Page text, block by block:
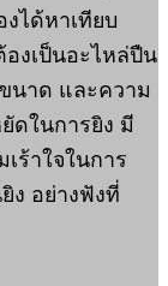
ได้หาเทียบ
องเป็นอะไหล่ปืน
นาด และความ
ดในการยิง มี
ร้าใจในการ
ง อย่างฟังที่